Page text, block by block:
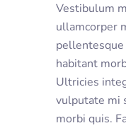
Vestibulum
ullamcorper
habitant
Ultricies
vulputate mi
morbi quis.